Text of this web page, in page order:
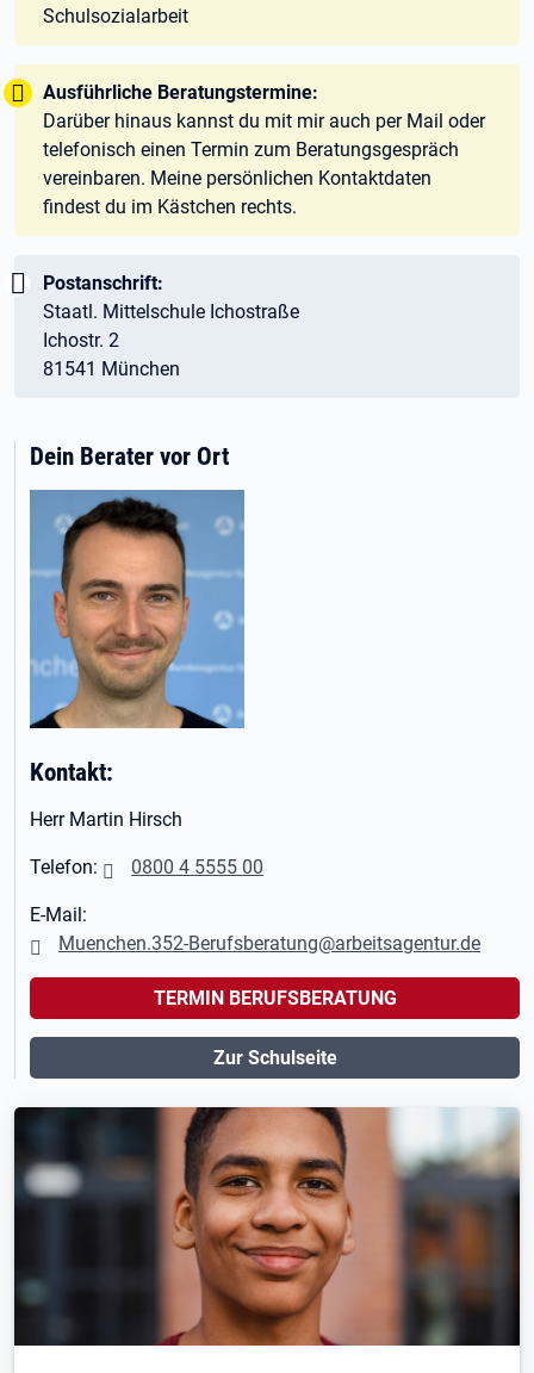
Schulsozialarbeit
Tipp:
Ausführliche Beratungstermine:
Darüber hinaus kannst du mit mir auch per Mail oder
telefonisch einen Termin zum Beratungsgespräch
vereinbaren. Meine persönlichen Kontaktdaten
findest du im Kästchen rechts.
Wichtig:
Postanschrift:
Staatl. Mittelschule Ichostraße
Ichostr. 2
81541 München
Dein Berater vor Ort
Kontakt:
Herr Martin Hirsch
Telefon: 0800 4 5555 00
E-Mail:
Muenchen.352-Berufsberatung@arbeitsagentur.de
TERMIN BERUFSBERATUNG
Zur Schulseite